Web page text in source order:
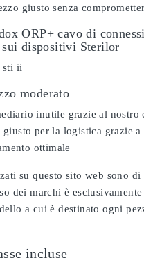
giusto senza
ORP+ cavo di
sui dispositivi Sterilor
sti ii
moderato
inutile grazie al nostro
giusto per la logistica grazie a
ottimale
su questo sito web sono di
dei marchi è
a cui è destinato ogni
incluse